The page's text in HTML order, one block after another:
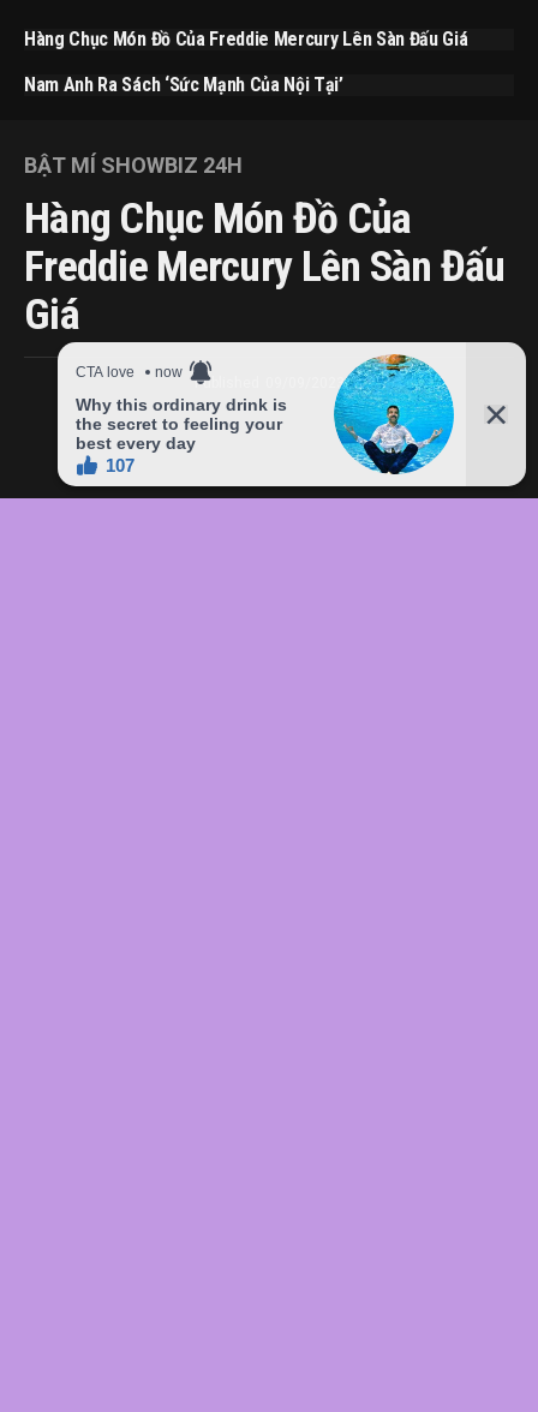
Hàng Chục Món Đồ Của Freddie Mercury Lên Sàn Đấu Giá
Nam Anh Ra Sách ‘Sức Mạnh Của Nội Tại’
BẬT MÍ SHOWBIZ 24H
Hàng Chục Món Đồ Của
Freddie Mercury Lên Sàn Đấu
Giá
Published 09/09/2023